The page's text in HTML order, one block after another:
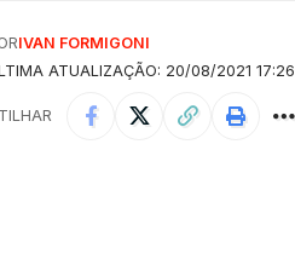
ATUALIZAÇÃO: 20/08/2021 17:26
IVAN FORMIGONI